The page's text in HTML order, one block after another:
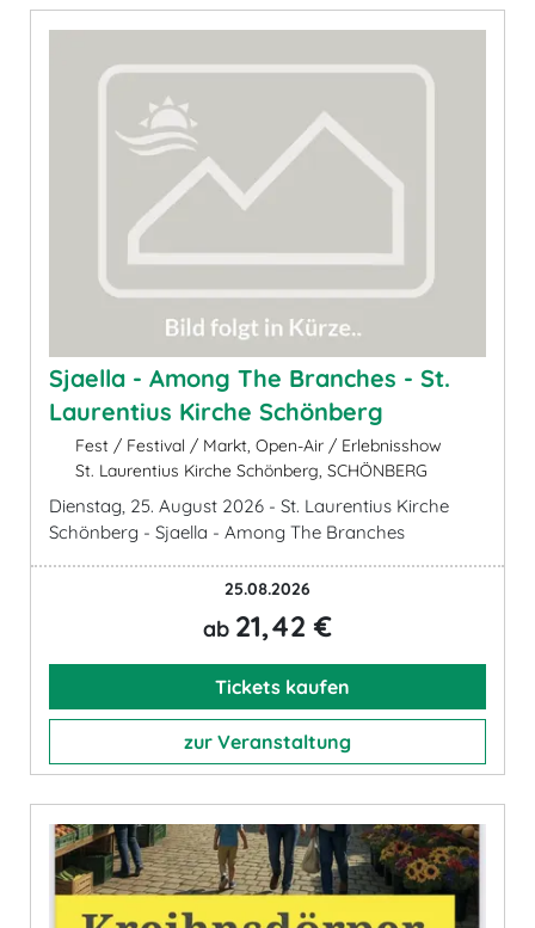
Sjaella - Among The Branches - St.
Laurentius Kirche Schönberg
Fest / Festival / Markt, Open-Air / Erlebnisshow
St. Laurentius Kirche Schönberg, SCHÖNBERG
Dienstag, 25. August 2026 - St. Laurentius Kirche
Schönberg - Sjaella - Among The Branches
25.08.2026
ab 21,42 €
Tickets kaufen
zur Veranstaltung